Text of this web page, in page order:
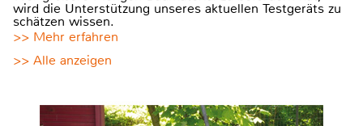
wird die Unterstützung unseres aktuellen Testgeräts zu
schätzen wissen.
>> Mehr erfahren
>> Alle anzeigen